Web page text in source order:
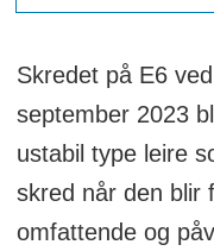
Skredet på E6
september 2023
ustabil type leire
skred når den blir
omfattende og